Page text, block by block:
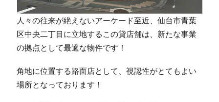
人々の往来が絶えないアーケード至近、仙台市青葉
区中央二丁目に立地するこの貸店舗は、新たな事業
の拠点として最適な物件です！
角地に位置する路面店として、視認性がとてもよい
場所となっております！